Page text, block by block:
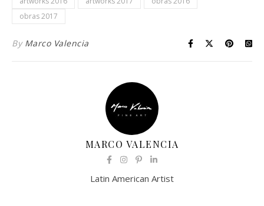
obras 2017
By Marco Valencia
MARCO VALENCIA
Latin American Artist